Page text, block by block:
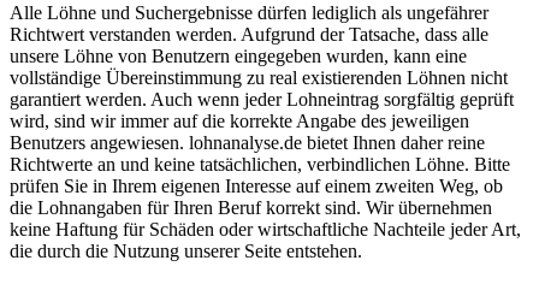
Alle Löhne und Suchergebnisse dürfen lediglich als ungefährer
Richtwert verstanden werden. Aufgrund der Tatsache, dass alle
unsere Löhne von Benutzern eingegeben wurden, kann eine
vollständige Übereinstimmung zu real existierenden Löhnen nicht
garantiert werden. Auch wenn jeder Lohneintrag sorgfältig geprüft
wird, sind wir immer auf die korrekte Angabe des jeweiligen
Benutzers angewiesen. lohnanalyse.de bietet Ihnen daher reine
Richtwerte an und keine tatsächlichen, verbindlichen Löhne. Bitte
prüfen Sie in Ihrem eigenen Interesse auf einem zweiten Weg, ob
die Lohnangaben für Ihren Beruf korrekt sind. Wir übernehmen
keine Haftung für Schäden oder wirtschaftliche Nachteile jeder Art,
die durch die Nutzung unserer Seite entstehen.